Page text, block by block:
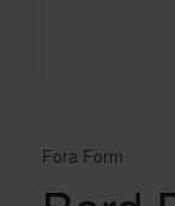
Fora Form